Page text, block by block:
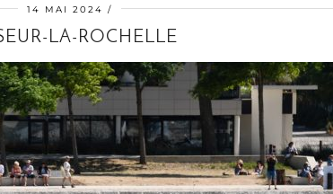
14 MAI 2024
LA-ROCHELLE